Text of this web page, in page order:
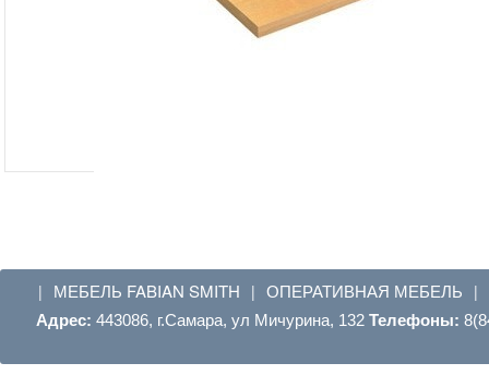
| МЕБЕЛЬ FABIAN SMITH | ОПЕРАТИВНАЯ МЕБЕЛЬ |
Адрес: 443086, г.Самара, ул Мичурина, 132 Телефоны: